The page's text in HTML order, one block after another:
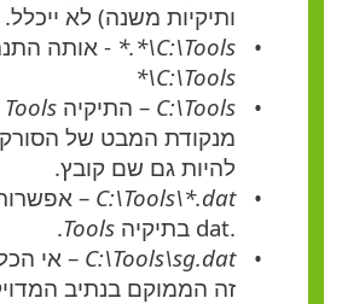
ותיקיות משנה) לא ייכלל.
C:\Tools\*.*
- אותה
C:\Tools\*
C:\Tools – התיקיהTools
מנקודת המבט של
להיות גם שם קובץ.
C:\Tools\*.dat
–
.dat
בתיקיהTools
.
C:\Tools\sg.dat – אי
זה הממוקם בנתיב